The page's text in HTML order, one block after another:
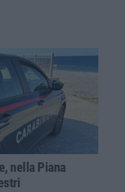
nella Piana